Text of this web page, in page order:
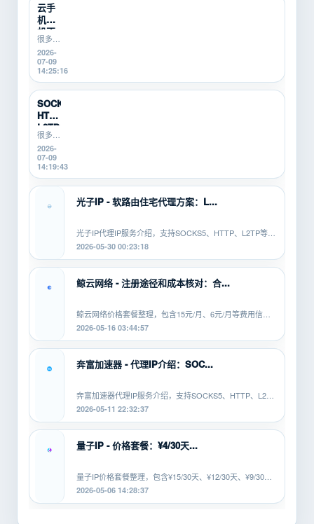
云手
机挂
机不
稳定
怎么
办？
游戏
搬砖
新
手...
很多游
戏搬
砖、游
戏打金
新手在
使用云
手机挂
机时，
会遇到
掉线、
卡顿、
登录异
常、运
等问
文从...
2026-
07-09
14:25:16
SOCKS5、
HTTP、
L2TP/P...
很多游
戏搬
砖、游
戏打
金、多
开挂机
手，不
L2TP/PPTP
有什...
2026-
07-09
14:19:43
光子IP - 软路由住宅代理方案：L...
光子IP代理IP服务介绍，支持SOCKS5、HTTP、L2TP等协
议，适配安卓、PC、软路由等平...
2026-05-30 00:23:18
鲸云网络 - 注册途径和成本核对：合...
鲸云网络价格套餐整理，包含15元/月、6元/月等费用信
息，覆盖SOCKS5、HTTP、L2TP等...
2026-05-16 03:44:57
奔富加速器 - 代理IP介绍：SOC...
奔富加速器代理IP服务介绍，支持SOCKS5、HTTP、L2TP
等协议，适配安卓、PC、软路由等...
2026-05-11 22:32:37
量子IP - 价格套餐：¥4/30天...
量子IP价格套餐整理，包含¥15/30天、¥12/30天、¥9/30
天、¥6/30天、¥4/30...
2026-05-06 14:28:37